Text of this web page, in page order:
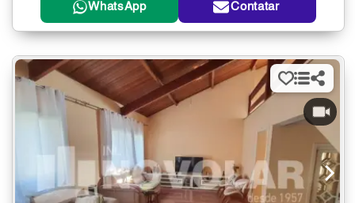
WhatsApp Contatar